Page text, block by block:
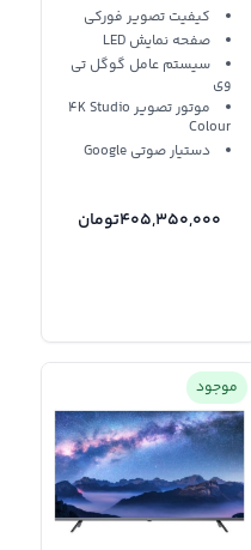
کیفیت تصویر فورکی
صفحه نمایش LED
سیستم عامل گوگل تی
وی
موتور تصویر 4K Studio
Colour
دستیار صوتی Google
405,350,000تومان
موجود